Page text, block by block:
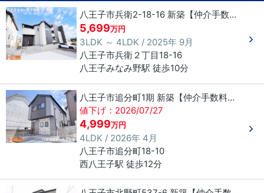
八王子市兵衛2-18-16 新築【仲介手数料無料】
5,699万円
3LDK ～ 4LDK / 2025年 9月
八王子市兵衛２丁目 18-16
八王子みなみ野駅 徒歩10分
八王子市追分町1期 新築【仲介手数料無料】
値下げ：2026/07/27
4,999万円
4LDK / 2026年 4月
八王子市追分町18-10
西八王子駅 徒歩12分